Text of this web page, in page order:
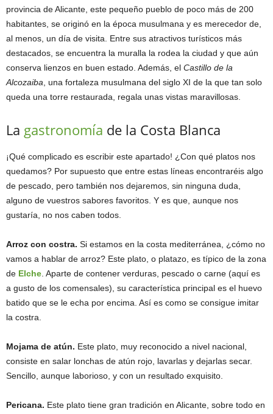
provincia de Alicante, este pequeño pueblo de poco más de 200
habitantes, se originó en la época musulmana y es merecedor de,
al menos, un día de visita. Entre sus atractivos turísticos más
destacados, se encuentra la muralla la rodea la ciudad y que aún
conserva lienzos en buen estado. Además, el Castillo de la
Alcozaiba , una fortaleza musulmana del siglo XI de la que tan solo
queda una torre restaurada, regala unas vistas maravillosas.
La gastronomía de la Costa Blanca
¡Qué complicado es escribir este apartado! ¿Con qué platos nos
quedamos? Por supuesto que entre estas líneas encontraréis algo
de pescado, pero también nos dejaremos, sin ninguna duda,
alguno de vuestros sabores favoritos. Y es que, aunque nos
gustaría, no nos caben todos.
Arroz con costra. Si estamos en la costa mediterránea, ¿cómo no
vamos a hablar de arroz? Este plato, o platazo, es típico de la zona
de Elche . Aparte de contener verduras, pescado o carne (aquí es
a gusto de los comensales), su característica principal es el huevo
batido que se le echa por encima. Así es como se consigue imitar
la costra.
Mojama de atún. Este plato, muy reconocido a nivel nacional,
consiste en salar lonchas de atún rojo, lavarlas y dejarlas secar.
Sencillo, aunque laborioso, y con un resultado exquisito.
Pericana. Este plato tiene gran tradición en Alicante, sobre todo en